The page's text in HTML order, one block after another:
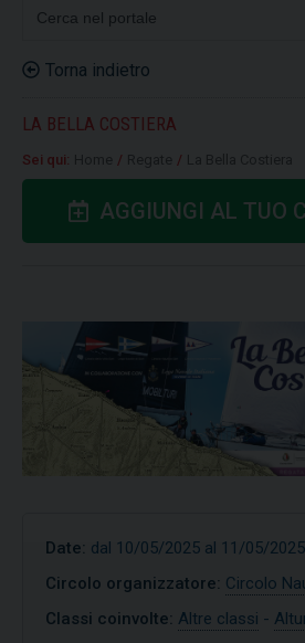
Torna indietro
LA BELLA COSTIERA
Sei qui: / /
AGGIUNGI AL TUO
Date: dal 10/05/2025 al 11/05/2025
Circolo organizzatore: Circolo
Classi coinvolte: Altre classi -